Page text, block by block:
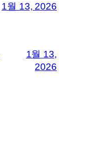
1월 13, 2026
1월 13,
2026